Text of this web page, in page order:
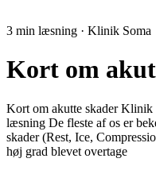
3 min læsning · Klinik Soma
Kort om
Kort om akutte skader Klinik
læsning De fleste af os er
skader (Rest, Ice,
høj grad blevet overtage